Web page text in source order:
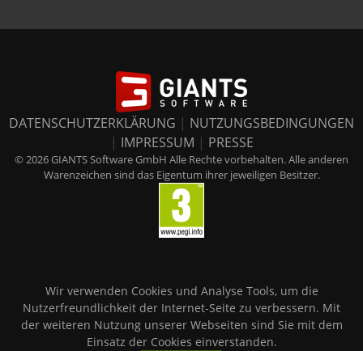
DATENSCHUTZERKLÄRUNG | NUTZUNGSBEDINGUNGEN
| IMPRESSUM | PRESSE
© 2026 GIANTS Software GmbH Alle Rechte vorbehalten. Alle anderen
Warenzeichen sind das Eigentum ihrer jeweiligen Besitzer.
Wir verwenden Cookies und Analyse Tools, um die
Nutzerfreundlichkeit der Internet-Seite zu verbessern. Mit
der weiteren Nutzung unserer Webseiten sind Sie mit dem
Einsatz der Cookies einverstanden.